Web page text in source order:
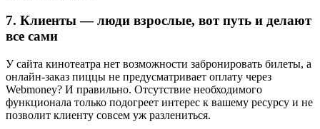
7. Клиенты — люди взрослые, вот путь и делают
все сами
У сайта кинотеатра нет возможности забронировать билеты, а
онлайн-заказ пиццы не предусматривает оплату через
Webmoney? И правильно. Отсутствие необходимого
функционала только подогреет интерес к вашему ресурсу и не
позволит клиенту совсем уж разлениться.